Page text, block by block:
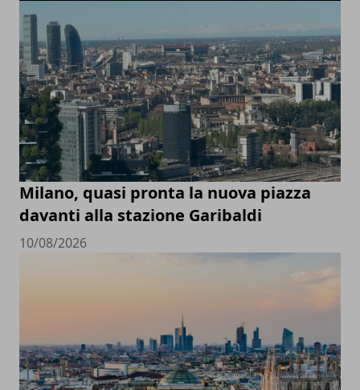
Milano, quasi pronta la nuova piazza
davanti alla stazione Garibaldi
10/08/2026